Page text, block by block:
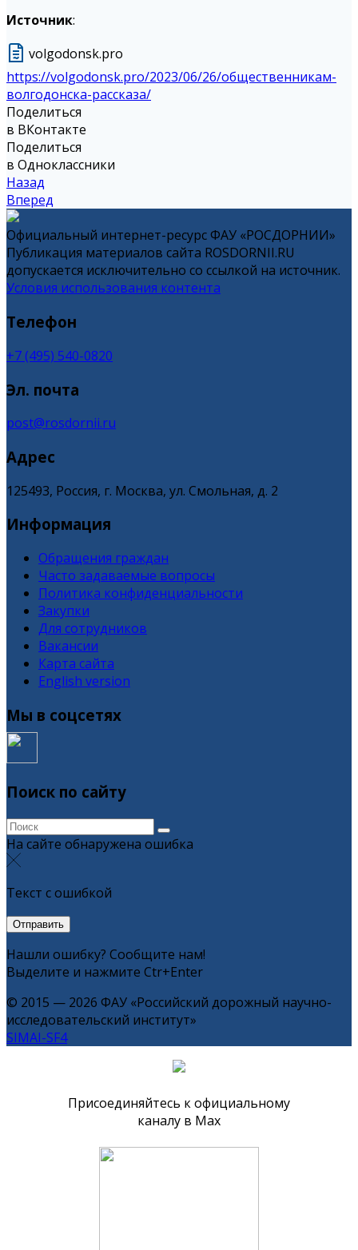
Источник:
volgodonsk.pro
https://volgodonsk.pro/2023/06/26/общественникам-
волгодонска-рассказа/
Поделиться
в ВКонтакте
Поделиться
в Одноклассники
Назад
Вперед
Официальный интернет-ресурс ФАУ «РОСДОРНИИ»
Публикация материалов сайта ROSDORNII.RU
допускается исключительно со ссылкой на источник.
Условия использования контента
Телефон
+7 (495) 540-0820
Эл. почта
post@rosdornii.ru
Адрес
125493, Россия, г. Москва, ул. Смольная, д. 2
Информация
Обращения граждан
Часто задаваемые вопросы
Политика конфиденциальности
Закупки
Для сотрудников
Вакансии
Карта сайта
English version
Мы в соцсетях
Поиск по сайту
На сайте обнаружена ошибка
Текст с ошибкой
Нашли ошибку? Сообщите нам!
Выделите и нажмите Ctr+Enter
© 2015 — 2026 ФАУ «Российский дорожный научно-
исследовательский институт»
SIMAI-SF4
Присоединяйтесь к официальному
каналу в Max